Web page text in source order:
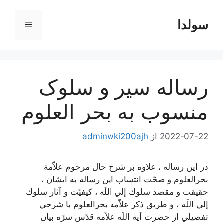
محتواسولدا فهرست
رساله سیر و سلوک
منسوب به بحر العلوم
2022-07-22 از adminwki200ajh
در اين‌ رساله‌ ، علاوه‌ بر شرح‌ حال‌ مرحوم‌ علاّمة‌
بحرالعلوم‌ و صحّت‌ انتساب‌ اين‌ رساله‌ به ايشان ، ‌
حقيقت‌ و مقصد سلوك‌ إلي‌ اللَه‌ ، كيفيّت‌ و آثار سلوك‌
إلي‌ اللَه ، و طريق‌ ذكر علاّمه بحرالعلوم با شرحي
‌تفصيلي‌ از حضرت‌ آية‌ اللَه‌ علاّمه‌ قدّس‌ سرّه‌ بيان‌